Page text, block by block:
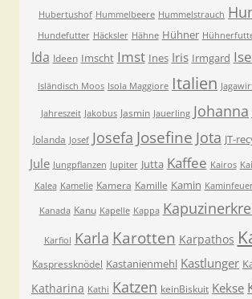
Hubertushof Hummelbeere Hummelstrauch
Hundefutter Häcksler Hähne Hühner
Ida Ideen Imscht Imst Ines Iris Irmgard
Isländisch Moos Isola Maggiore Italien
Jahreszeit Jakobus Jasmin Jauerling Johanna
Jolanda Josef Josefa Josefine Jota JT-
Jule Jungpflanzen Jupiter Jutta Kaffee Kairos
Kalea Kamelie Kamera Kamille Kamin
Kanada Kanu Kapelle Kappa
Karfiol Karla Karotten Karpathos
Kaspressknödel Kastanienmehl Kastlunger
Katharina Kathi Katzen keinBiskuit Kekse